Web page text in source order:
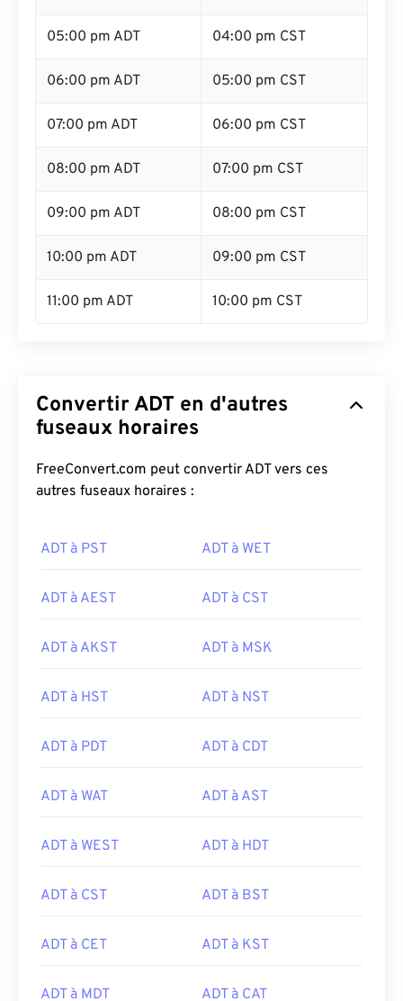
05:00 pm ADT 04:00 pm CST
06:00 pm ADT 05:00 pm CST
07:00 pm ADT 06:00 pm CST
08:00 pm ADT 07:00 pm CST
09:00 pm ADT 08:00 pm CST
10:00 pm ADT 09:00 pm CST
11:00 pm ADT 10:00 pm CST
Convertir ADT en d'autres
fuseaux horaires
FreeConvert.com peut convertir ADT vers ces
autres fuseaux horaires :
ADT à PST ADT à WET
ADT à AEST ADT à CST
ADT à AKST ADT à MSK
ADT à HST ADT à NST
ADT à PDT ADT à CDT
ADT à WAT ADT à AST
ADT à WEST ADT à HDT
ADT à CST ADT à BST
ADT à CET ADT à KST
ADT à MDT ADT à CAT